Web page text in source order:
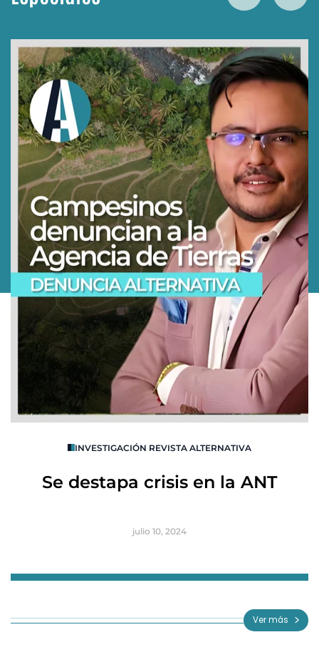
INVESTIGACIÓN REVISTA ALTERNATIVA
Se destapa crisis en la ANT
julio 10, 2024
3
Ver más